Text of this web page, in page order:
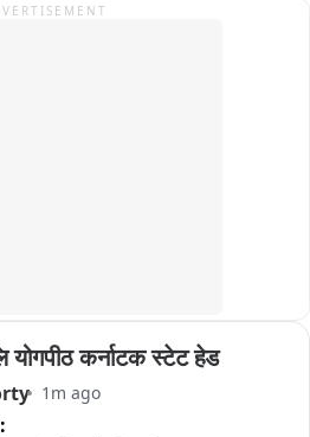
कदम यांनी म्हटलं आहे..
कर्नाटक स्टेट हेड
1m ago